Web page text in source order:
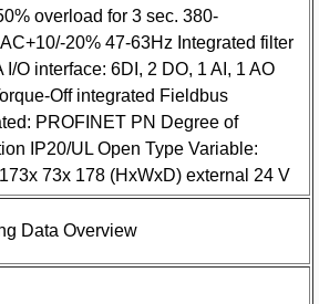
overload for 3 sec. 380-
20% 47-63Hz Integrated filter
I/O interface: 6DI, 2 DO, 1 AI, 1 AO
Off integrated Fieldbus
PROFINET PN Degree of
IP20/UL Open Type Variable:
73x 178 (HxWxD) external 24 V
Data Overview